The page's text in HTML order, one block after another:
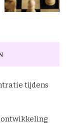
tijdens